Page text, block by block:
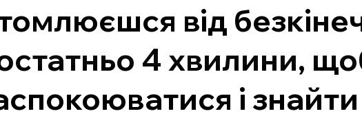
від
4 хвилини,
і